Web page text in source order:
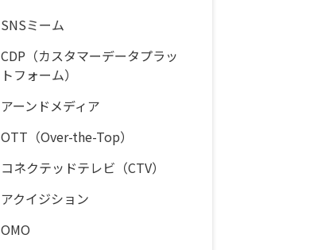
SNSミーム
CDP（カスタマーデータプラッ
トフォーム）
アーンドメディア
OTT（Over-the-Top）
コネクテッドテレビ（CTV）
アクイジション
OMO